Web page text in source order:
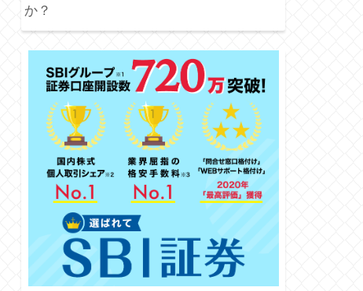
か？